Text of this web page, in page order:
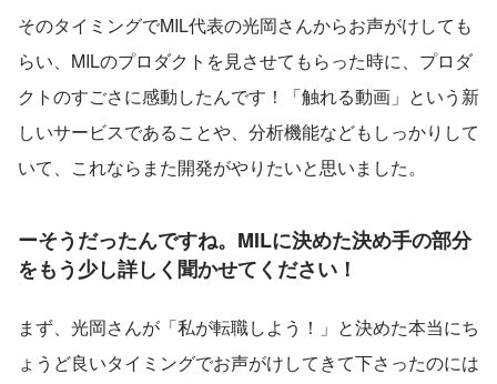
そのタイミングでMIL代表の光岡さんからお声がけしても
らい、MILのプロダクトを見させてもらった時に、プロダ
クトのすごさに感動したんです！「触れる動画」という新
しいサービスであることや、分析機能などもしっかりして
いて、これならまた開発がやりたいと思いました。
ーそうだったんですね。MILに決めた決め手の部分
をもう少し詳しく聞かせてください！
まず、光岡さんが「私が転職しよう！」と決めた本当にち
ょうど良いタイミングでお声がけしてきて下さったのには